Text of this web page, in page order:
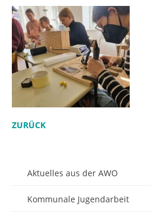
ZURÜCK
Aktuelles aus der AWO
Kommunale Jugendarbeit